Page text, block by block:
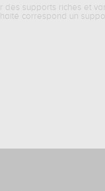
des supports riches et
correspond un